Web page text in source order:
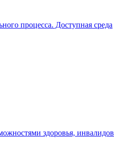
процесса. Доступная среда
здоровья, инвалидов